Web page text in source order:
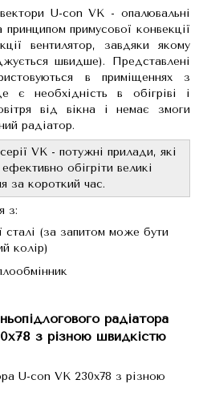
U-con VK - опалювальні
примусової конвекції
вентилятор, завдяки якому
швидше). Представлені
в приміщеннях з
є необхідність в обігріві і
від вікна і немає змоги
радіатор.
серії VK - потужні прилади, які
обігріти великі
за короткий час.
з:
сталі (за запитом може бути
колір)
радіатора
з різною швидкістю